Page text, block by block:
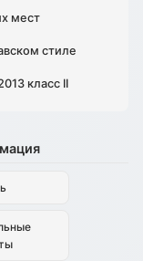
мест
стиле
класс II